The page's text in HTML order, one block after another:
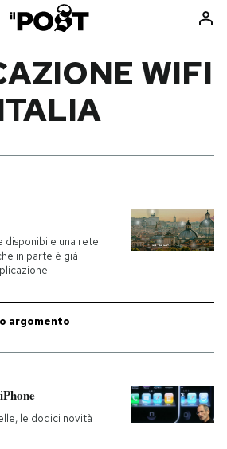
Libri
Ok Boomer!
Media
WIFI
una rete
in parte è già
argomento
le dodici novità